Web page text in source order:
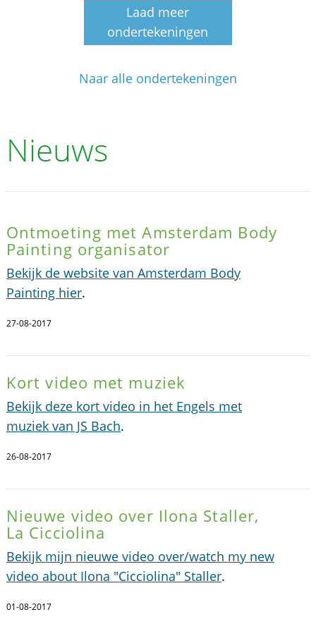
Laad meer
ondertekeningen
Naar alle ondertekeningen
Nieuws
Ontmoeting met Amsterdam Body
Painting organisator
Bekijk de website van Amsterdam Body
Painting hier.
27-08-2017
Kort video met muziek
Bekijk deze kort video in het Engels met
muziek van JS Bach.
26-08-2017
Nieuwe video over Ilona Staller,
La Cicciolina
Bekijk mijn nieuwe video over/watch my new
video about Ilona "Cicciolina" Staller.
01-08-2017